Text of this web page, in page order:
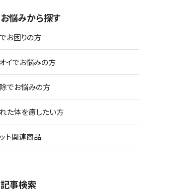
お悩みから探す
お困りの方
イでお悩みの方
でお悩みの方
た体を癒したい方
ト関連商品
記事検索